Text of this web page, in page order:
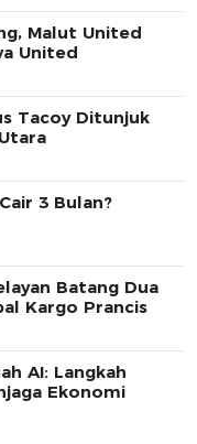
Malut United
United
Tacoy Ditunjuk
3 Bulan?
Batang Dua
Kargo Prancis
AI: Langkah
Ekonomi